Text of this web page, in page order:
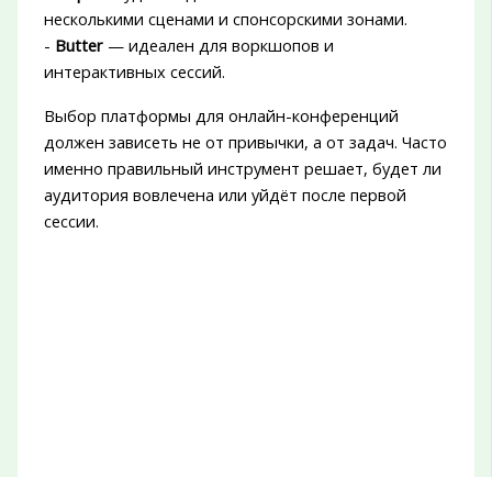
несколькими сценами и спонсорскими зонами.
- Butter— идеален для воркшопов и
интерактивных сессий.
Выбор платформы для онлайн-конференций
должен зависеть не от привычки, а от задач. Часто
именно правильный инструмент решает, будет ли
аудитория вовлечена или уйдёт после первой
сессии.